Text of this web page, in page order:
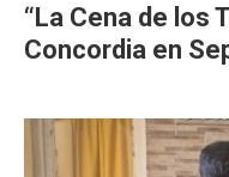
“La Cena de los
Concordia en